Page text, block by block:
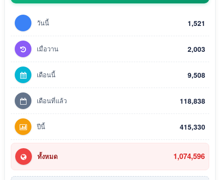
วันนี้ 1,521
เมื่อวาน 2,003
เดือนนี้ 9,508
เดือนที่แล้ว 118,838
ปีนี้ 415,330
ทั้งหมด 1,074,596